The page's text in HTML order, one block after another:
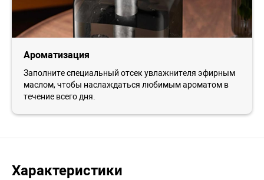
Ароматизация
Заполните специальный отсек увлажнителя эфирным
маслом, чтобы наслаждаться любимым ароматом в
течение всего дня.
Характеристики